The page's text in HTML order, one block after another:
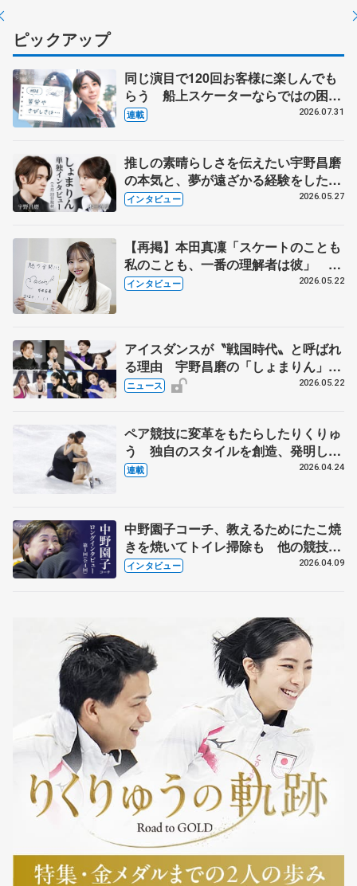
ピックアップ
同じ演目で120回お客様に楽しんでも
らう 船上スケーターならではの困難
とは 影響あったPIW前キャプテン松
連載 2026.07.31
推しの素晴らしさを伝えたい宇野昌磨
の本気と、夢が遠ざかる経験をした本
田真凜の覚悟
インタビュー 2026.05.27
【再掲】本田真凜「スケートのことも
私のことも、一番の理解者は彼」 引
退時の単独インタビューで語った競技
インタビュー 2026.05.22
アイスダンスが〝戦国時代〟と呼ばれ
る理由 宇野昌磨の「しょまりん」ら
実力者が相次いで参戦 国内の競争激
ニュース 2026.05.22
ペア競技に変革をもたらしたりくりゅ
う 独自のスタイルを創造、発明した
【引退発表後②】
連載 2026.04.24
中野園子コーチ、教えるためにたこ焼
きを焼いてトイレ掃除も 他の競技に
も通用するという坂本花織の筋肉
インタビュー 2026.04.09